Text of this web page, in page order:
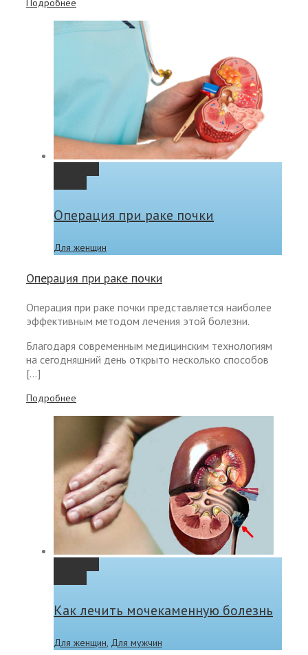
Подробнее
Операция при раке почки
Для женщин
Операция при раке почки
Операция при раке почки представляется наиболее
эффективным методом лечения этой болезни.
Благодаря современным медицинским технологиям
на сегодняшний день открыто несколько способов
[…]
Подробнее
Как лечить мочекаменную болезнь
Для женщин Для мужчин